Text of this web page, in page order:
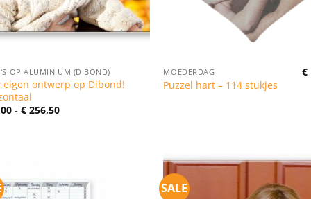
OP ALUMINIUM (DIBOND)
eigen ontwerp op Dibond!
- €256,50Prijsklasse:
MOEDERDAG
Puzzel hart – 114 stukjes
€
SALE